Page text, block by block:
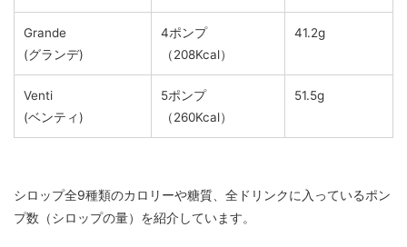
Grande
(グランデ)
4ポンプ
（208Kcal）
41.2g
Venti
(ベンティ)
5ポンプ
（260Kcal）
51.5g
シロップ全9種類のカロリーや糖質、全ドリンクに入っているポン
プ数（シロップの量）を紹介しています。